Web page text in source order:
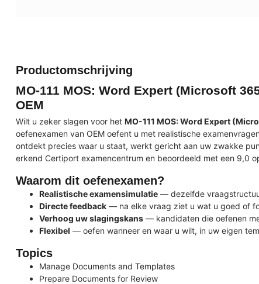
Productomschrijving
MO-111 MOS: Word Expert (Microsoft
OEM
Wilt u zeker slagen voor het MO-111 MOS: Word Expert
oefenexamen van OEM oefent u met realistische
ontdekt precies waar u staat, werkt gericht aan uw zwakke
erkend Certiport examencentrum en beoordeeld met een 9,0
Waarom dit oefenexamen?
Realistische examensimulatie — dezelfde
Directe feedback — na elke vraag ziet u wat u goed of
Verhoog uw slagingskans — kandidaten die oefenen
Flexibel — oefen wanneer en waar u wilt, in uw eigen
Topics
Manage Documents and Templates
Prepare Documents for Review